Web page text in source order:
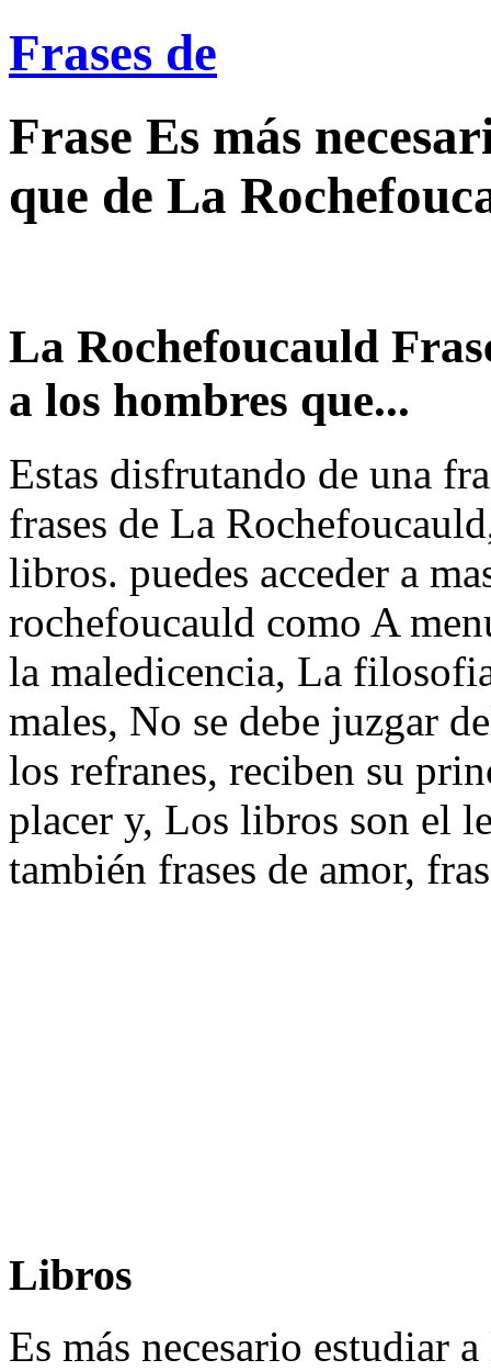
Frases de
Frase Es más
que de La
La Rochefoucauld
a los hombres que...
Estas disfrutando de una
frases de La
libros. puedes acceder a
rochefoucauld como A
la maledicencia, La
males, No se debe juzgar
los refranes, reciben su
placer y, Los libros son el
también frases de amor,
Libros
Es más necesario estudiar